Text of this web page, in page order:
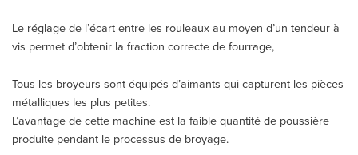
Le réglage de l’écart entre les rouleaux au moyen d’un tendeur à
vis permet d’obtenir la fraction correcte de fourrage,
Tous les broyeurs sont équipés d’aimants qui capturent les pièces
métalliques les plus petites.
L’avantage de cette machine est la faible quantité de poussière
produite pendant le processus de broyage.